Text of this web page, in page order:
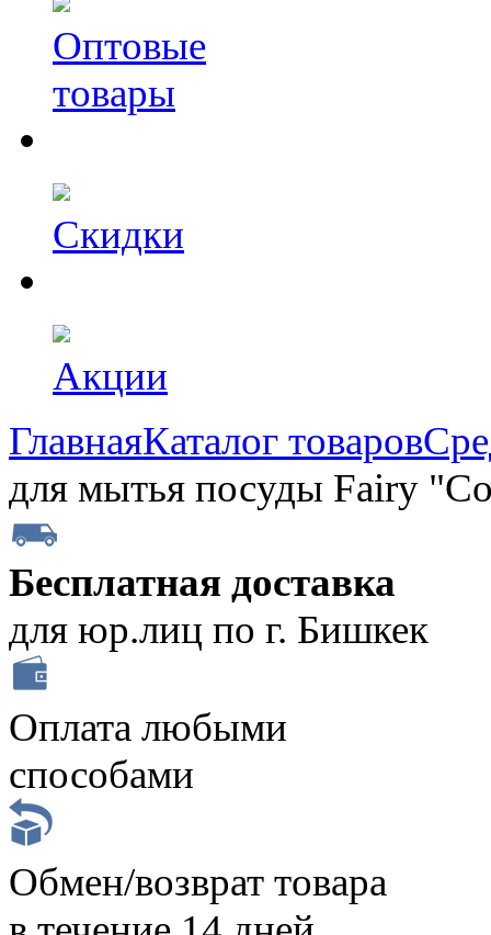
Оптовые
товары
Скидки
Акции
ГлавнаяКаталог товаров
для мытья посуды Fairy
Бесплатная доставка
для юр.лиц по г. Бишкек
Оплата любыми
способами
Обмен/возврат товара